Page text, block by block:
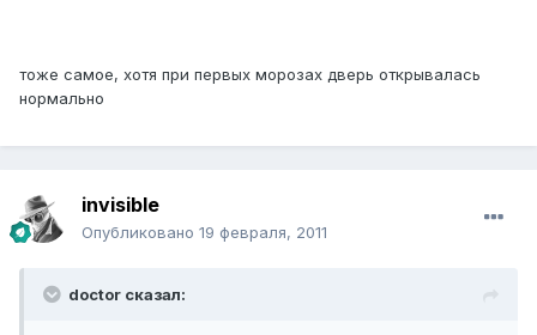
тоже самое, хотя при первых морозах дверь открывалась
нормально
invisible
Опубликовано 19 февраля, 2011
doctor сказал: